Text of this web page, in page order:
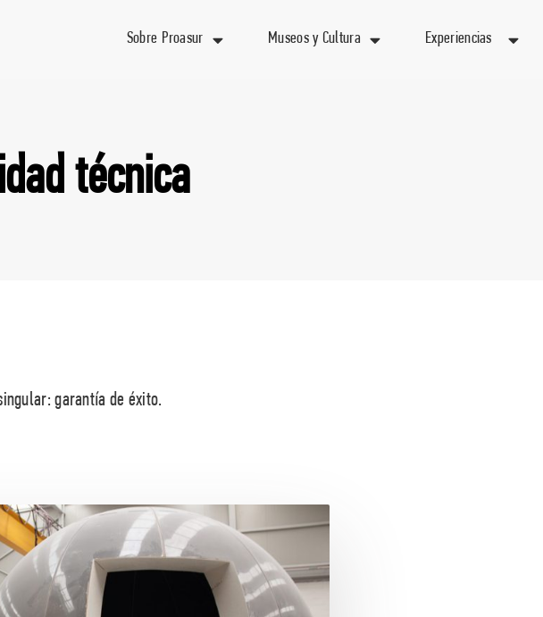
Sobre Proasur Museos y Cultura Experiencias
técnica
garantía de éxito.